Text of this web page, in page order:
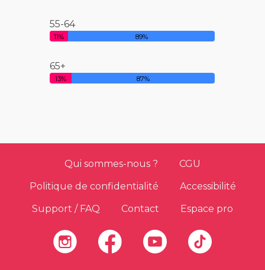
55-64
11% 89%
65+
13% 87%
Qui sommes-nous ?
CGU
Politique de confidentialité
Accessibilité
Support / FAQ
Contact Espace pro